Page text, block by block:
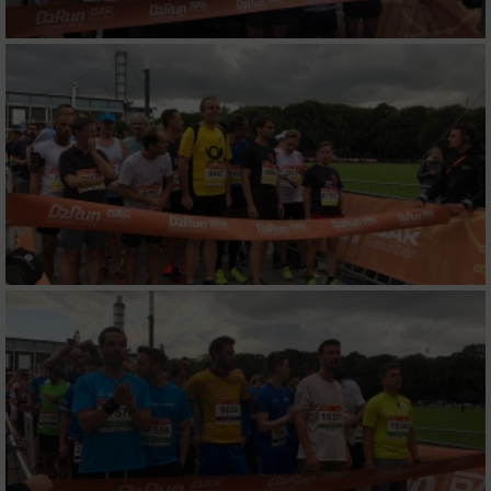
Verwendung reduzierter Daten zur Auswahl
von Werbeanzeigen
Erstellung von Profilen für personalisierte
Werbung
Verwendung von Profilen zur Auswahl
personalisierter Werbung
Erstellung von Profilen zur Personalisierung
Verwendung von Profilen zur Auswahl
personalisierter Inhalte
Messung der Werbeleistung
Messung der Performance von Inhalten